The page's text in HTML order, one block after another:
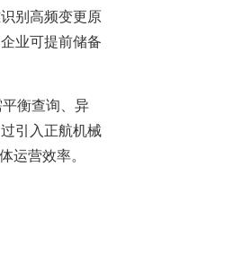
别高频变更原
业可提前储备
衡查询、异
引入正航机械
运营效率。